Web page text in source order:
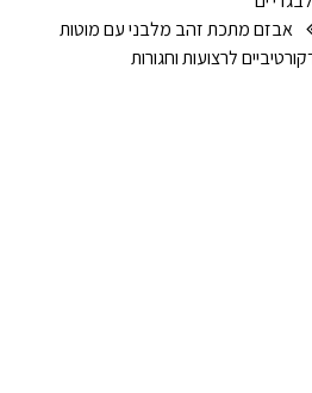
אבזם מתכת זהב מלבני עם מוטות
לרצועות וחגורות